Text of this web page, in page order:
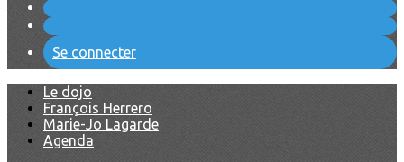
Se connecter
Le dojo
François Herrero
Marie-Jo Lagarde
Agenda